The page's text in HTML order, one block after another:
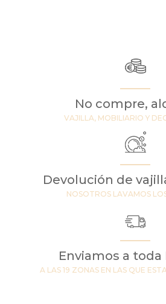
No compre,
VAJILLA, MOBILIARIO Y
Devolución de
NOSOTROS LAVAMOS
Enviamos a toda
A LAS 19 ZONAS EN LAS QUE